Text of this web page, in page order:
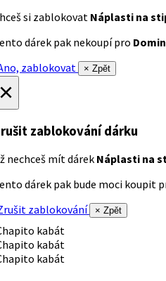
si zablokovat Náplasti na
dárek pak nekoupí pro
zablokovat
× Zpět
zablokování dárku
nechceš mít dárek Náplasti na
dárek pak bude moci koupit
zablokování
× Zpět